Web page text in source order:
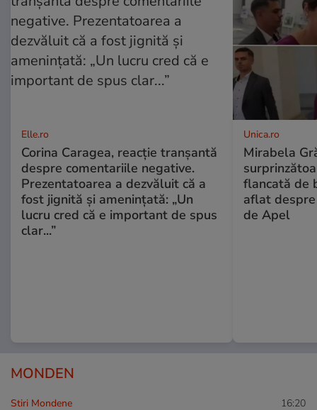
Elle.ro
Corina Caragea, reacție tranșantă
despre comentariile negative.
Prezentatoarea a dezvăluit că a
fost jignită și amenințată: „Un
lucru cred că e important de spus
clar...”
Unica.ro
Mirabela
flancată de
aflat
de Apel
MONDEN
Stiri Mondene 16:20